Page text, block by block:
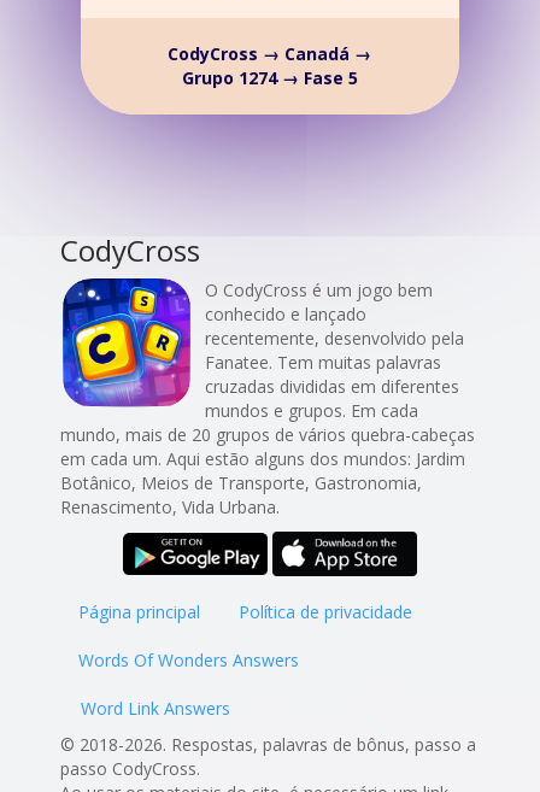
CodyCross → Canadá →
Grupo 1274 → Fase 5
CodyCross
O CodyCross é um jogo bem
conhecido e lançado
recentemente, desenvolvido pela
Fanatee. Tem muitas palavras
cruzadas divididas em diferentes
mundos e grupos. Em cada
mundo, mais de 20 grupos de vários quebra-cabeças
em cada um. Aqui estão alguns dos mundos: Jardim
Botânico, Meios de Transporte, Gastronomia,
Renascimento, Vida Urbana.
Página principal Política de privacidade
Words Of Wonders Answers
Word Link Answers
© 2018-2026. Respostas, palavras de bônus, passo a
passo CodyCross.